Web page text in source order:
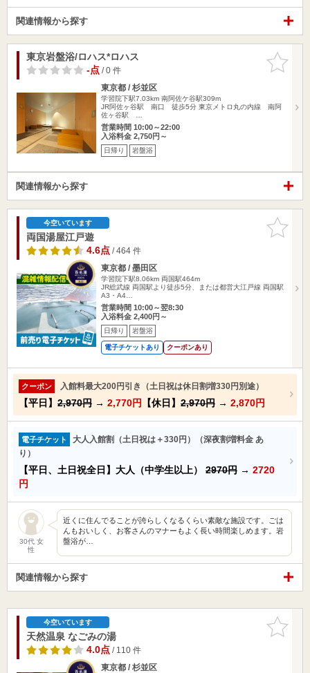
関連情報から探す
お気に入
りに追加
東京岩盤浴/ロハス*ロハス
-点/ 0 件
東京都 / 杉並区
学習院下駅7.03km 南阿佐ケ谷駅309m
JR阿佐ヶ谷駅 南口 徒歩5分 東京メトロ丸の内線 南阿
佐ヶ谷駅 …
営業時間 10:00～22:00
入浴料金 2,750円～
日帰り 岩盤浴
関連情報から探す
お気に入
りに追加
今空いています
両国湯屋江戸遊
4.6点/ 464 件
東京都 / 墨田区
学習院下駅8.06km 両国駅464m
JR総武線 両国駅より徒歩5分、または都営大江戸線 両国駅
A3・A4…
営業時間 10:00～翌8:30
入浴料金 2,400円～
日帰り 岩盤浴
電子チケットあり クーポンあり
クーポン 入館料最大200円引き（土日祝は休日割増330円別途）
【平日】 2,970円 → 2,770円 【休日】 2,970円 → 2,870円
電子チケット
大人入館割（土日祝は＋330円）（深夜割増料金 あ
り）
【平日、土日祝全日】大人（中学生以上） 2970円 → 2720
円
30代 女
性
近くに住んでることが誇らしくなるくらい素敵な施設です。ごは
んもおいしく、お客さんのマナーもよく長い時間楽しめます。岩
盤浴が…
関連情報から探す
お気に入
りに追加
今空いています
天然温泉 なごみの湯
4.0点/ 110 件
東京都 / 杉並区